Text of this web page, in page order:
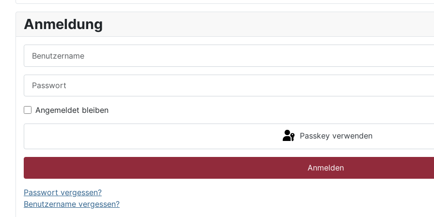
Anmeldung
Angemeldet bleiben
Passkey verwenden
Anmelden
Passwort vergessen?
Benutzername vergessen?